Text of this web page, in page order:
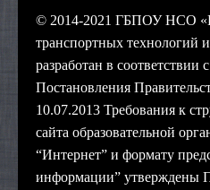
© 2014-2021 ГБПОУ НСО
транспортных
разработан в соответствии
Постановления
10.07.2013 Требования к
сайта образовательной
“Интернет” и формату
информации” утверждены